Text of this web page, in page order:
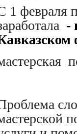
1 февраля
-